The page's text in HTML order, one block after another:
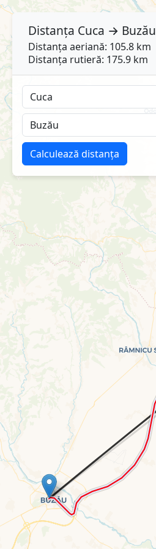
Distanța Cuca → Buzău
Distanța aeriană: 105.8 km
Distanța rutieră: 175.9 km
Calculează distanța